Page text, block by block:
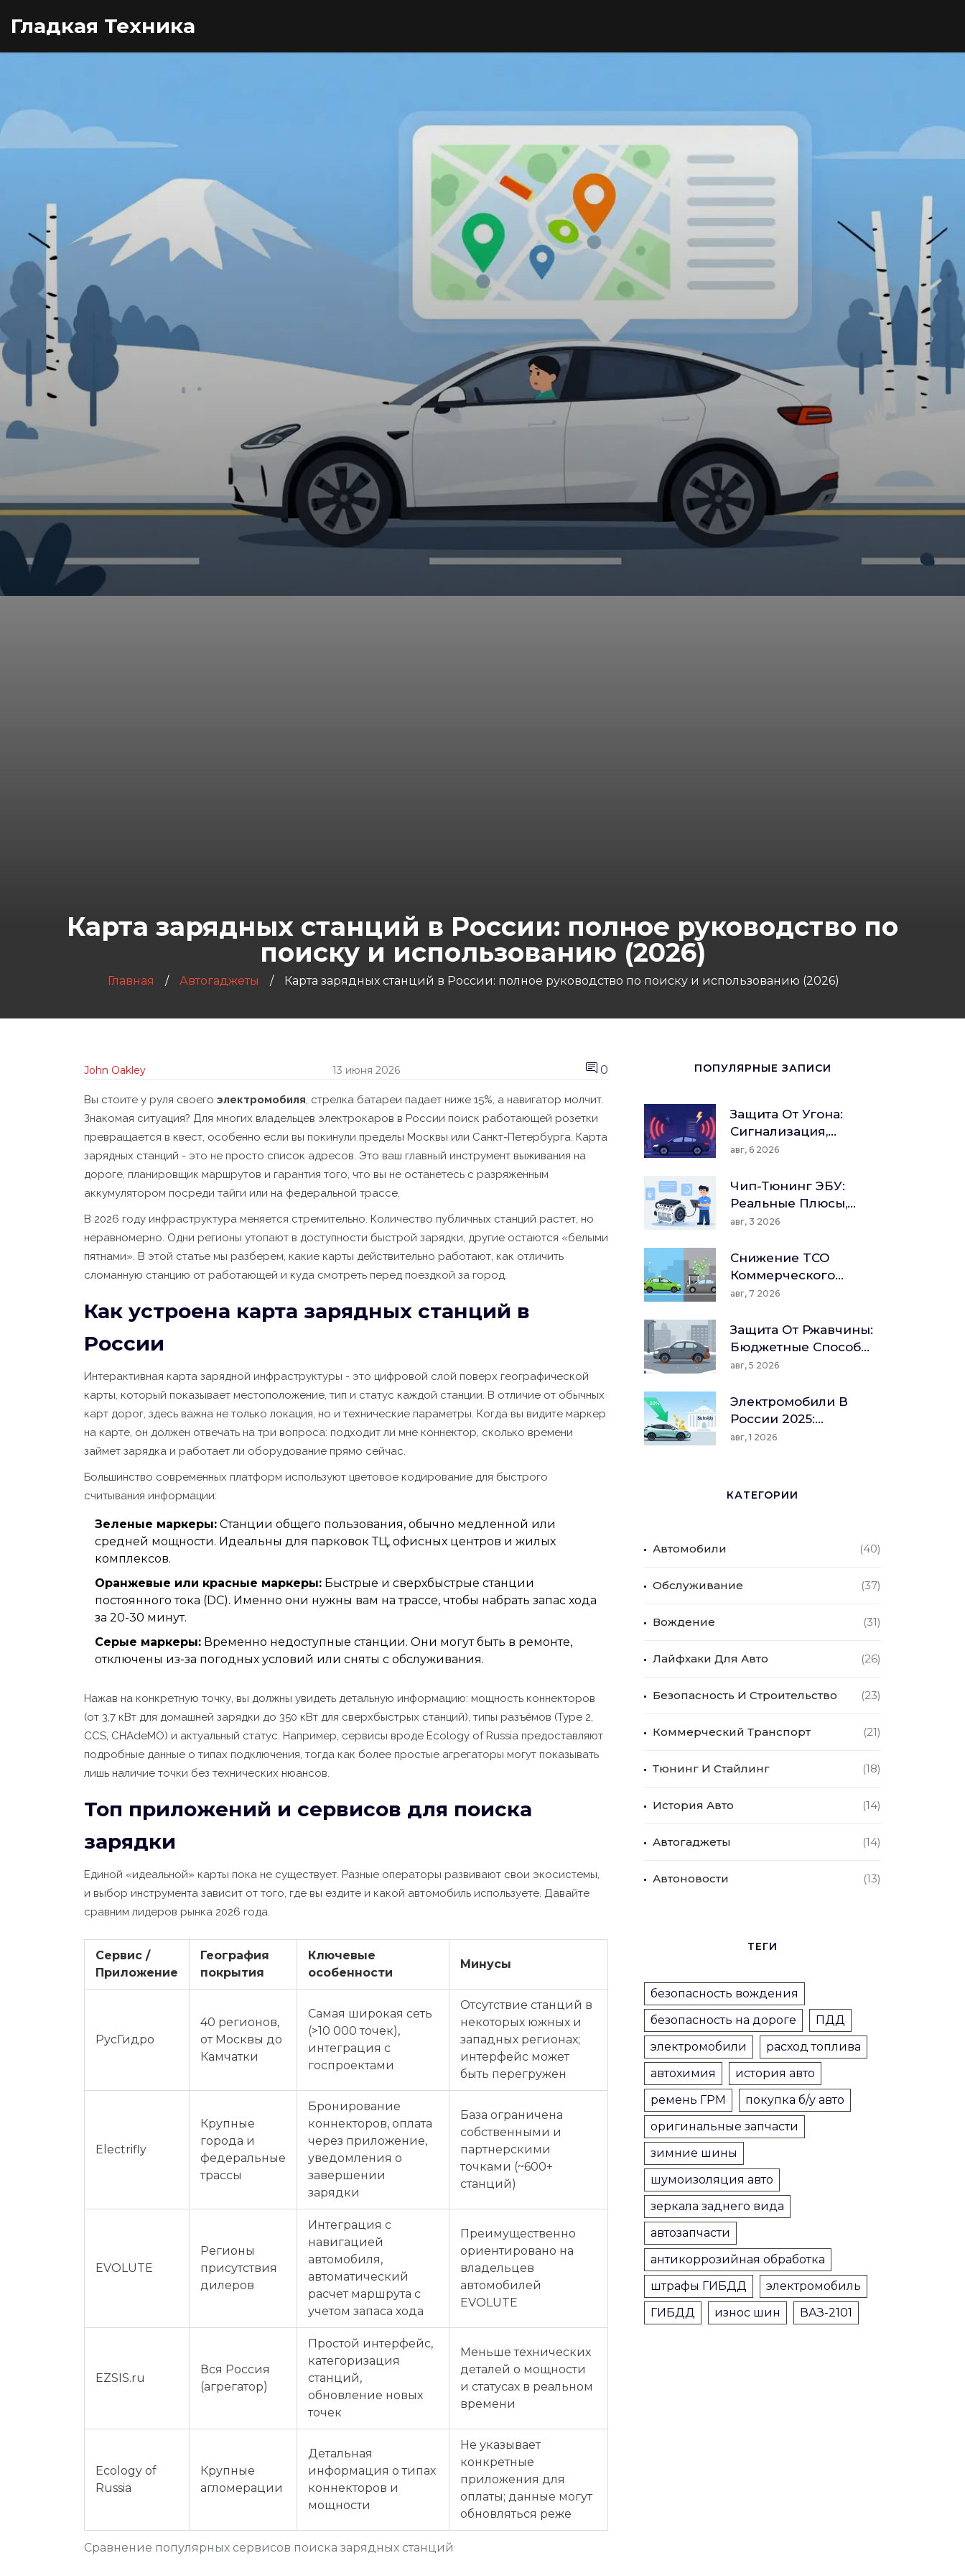
Гладкая Техника
Карта зарядных станций в России: полное руководство по
поиску и использованию (2026)
Главная Автогаджеты Карта зарядных станций в России: полное руководство по поиску и использованию (2026)
John Oakley 13 июня 2026 0
Вы стоите у руля своего электромобиля, стрелка батареи падает ниже 15%, а навигатор молчит.
Знакомая ситуация? Для многих владельцев электрокаров в России поиск работающей розетки
превращается в квест, особенно если вы покинули пределы Москвы или Санкт-Петербурга. Карта
зарядных станций - это не просто список адресов. Это ваш главный инструмент выживания на
дороге, планировщик маршрутов и гарантия того, что вы не останетесь с разряженным
аккумулятором посреди тайги или на федеральной трассе.
В 2026 году инфраструктура меняется стремительно. Количество публичных станций растет, но
неравномерно. Одни регионы утопают в доступности быстрой зарядки, другие остаются «белыми
пятнами». В этой статье мы разберем, какие карты действительно работают, как отличить
сломанную станцию от работающей и куда смотреть перед поездкой за город.
Как устроена карта зарядных станций в
России
Интерактивная карта зарядной инфраструктуры - это цифровой слой поверх географической
карты, который показывает местоположение, тип и статус каждой станции. В отличие от обычных
карт дорог, здесь важна не только локация, но и технические параметры. Когда вы видите маркер
на карте, он должен отвечать на три вопроса: подходит ли мне коннектор, сколько времени
займет зарядка и работает ли оборудование прямо сейчас.
Большинство современных платформ используют цветовое кодирование для быстрого
считывания информации:
Зеленые маркеры: Станции общего пользования, обычно медленной или
средней мощности. Идеальны для парковок ТЦ, офисных центров и жилых
комплексов.
Оранжевые или красные маркеры: Быстрые и сверхбыстрые станции
постоянного тока (DC). Именно они нужны вам на трассе, чтобы набрать запас хода
за 20-30 минут.
Серые маркеры: Временно недоступные станции. Они могут быть в ремонте,
отключены из-за погодных условий или сняты с обслуживания.
Нажав на конкретную точку, вы должны увидеть детальную информацию: мощность коннекторов
(от 3,7 кВт для домашней зарядки до 350 кВт для сверхбыстрых станций), типы разъёмов (Type 2,
CCS, CHAdeMO) и актуальный статус. Например, сервисы вроде Ecology of Russia предоставляют
подробные данные о типах подключения, тогда как более простые агрегаторы могут показывать
лишь наличие точки без технических нюансов.
Топ приложений и сервисов для поиска
зарядки
Единой «идеальной» карты пока не существует. Разные операторы развивают свои экосистемы,
и выбор инструмента зависит от того, где вы ездите и какой автомобиль используете. Давайте
сравним лидеров рынка 2026 года.
Сравнение популярных сервисов поиска зарядных станций
Сервис /
Приложение
География
покрытия
Ключевые
особенности
Минусы
РусГидро
40 регионов,
от Москвы до
Камчатки
Самая широкая сеть
(>10 000 точек),
интеграция с
госпроектами
Отсутствие станций в
некоторых южных и
западных регионах;
интерфейс может
быть перегружен
Electrifly
Крупные
города и
федеральные
трассы
Бронирование
коннекторов, оплата
через приложение,
уведомления о
завершении
зарядки
База ограничена
собственными и
партнерскими
точками (~600+
станций)
EVOLUTE
Регионы
присутствия
дилеров
Интеграция с
навигацией
автомобиля,
автоматический
расчет маршрута с
учетом запаса хода
Преимущественно
ориентировано на
владельцев
автомобилей
EVOLUTE
EZSIS.ru
Вся Россия
(агрегатор)
Простой интерфейс,
категоризация
станций,
обновление новых
точек
Меньше технических
деталей о мощности
и статусах в реальном
времени
Ecology of
Russia
Крупные
агломерации
Детальная
информация о типах
коннекторов и
мощности
Не указывает
конкретные
приложения для
оплаты; данные могут
обновляться реже
ПОПУЛЯРНЫЕ ЗАПИСИ
Защита От Угона:
Сигнализация,
Иммобилайзер И
Блокировки -
Полный Гид По
Безопасности В 2026
авг, 6 2026
Чип-Тюнинг ЭБУ:
Реальные Плюсы,
Риски И Правда О
авг, 3 2026
Снижение TCO
Коммерческого
Транспорта: Топливо,
Стоимость
авг, 7 2026
Защита От Ржавчины:
Бюджетные Способы
И Профилактика Для
авг, 5 2026
Электромобили В
России 2025:
Реальные Цены,
авг, 1 2026
КАТЕГОРИИ
Автомобили (40)
Обслуживание (37)
Вождение (31)
Лайфхаки Для Авто (26)
Безопасность И Строительство (23)
Коммерческий Транспорт (21)
Тюнинг И Стайлинг (18)
История Авто (14)
Автогаджеты (14)
Автоновости (13)
ТЕГИ
безопасность вождения
безопасность на дороге
ПДД
электромобили
расход топлива
автохимия
история авто
ремень ГРМ
покупка б/у авто
оригинальные запчасти
зимние шины
шумоизоляция авто
зеркала заднего вида
автозапчасти
антикоррозийная обработка
штрафы ГИБДД
электромобиль
ГИБДД
износ шин ВАЗ-2101